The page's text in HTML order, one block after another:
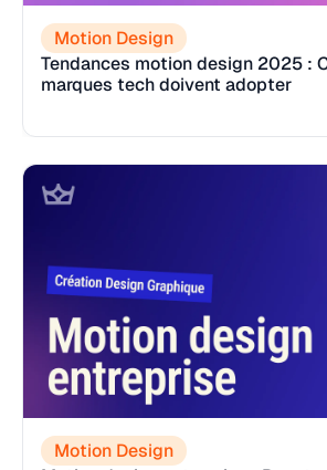
Motion Design
Tendances motion design 2025 :
marques tech doivent adopter
Motion Design